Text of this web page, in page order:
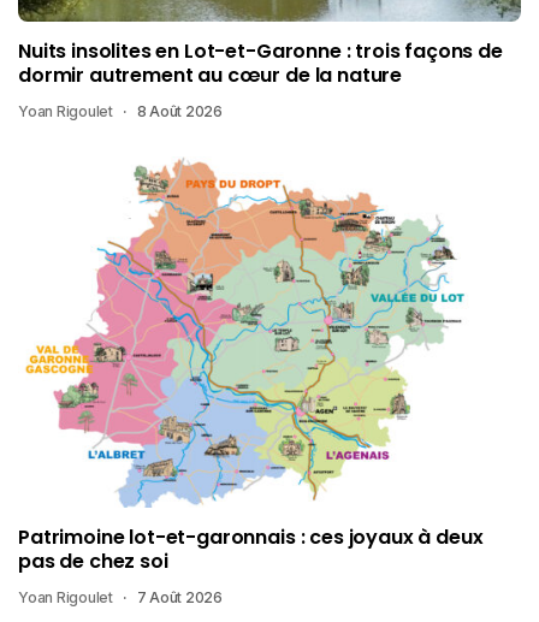
Nuits insolites en Lot-et-Garonne : trois façons de
dormir autrement au cœur de la nature
Yoan Rigoulet 8 Août 2026
Patrimoine lot-et-garonnais : ces joyaux à deux
pas de chez soi
Yoan Rigoulet 7 Août 2026